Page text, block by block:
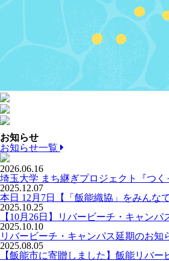
お知らせ
お知らせ一覧
2026.06.16
埼玉大学 まち継ぎプロジェクト『つ
2025.12.07
本日 12月7日【「飯能織協」をみん
2025.10.25
【10月26日】リバービーチ・キャン
2025.10.10
リバービーチ・キャンパス延期のお知
2025.08.05
【飯能市に寄贈しました】飯能リバ